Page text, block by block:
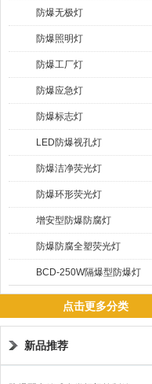
防爆无极灯
防爆照明灯
防爆工厂灯
防爆应急灯
防爆标志灯
LED防爆视孔灯
防爆洁净荧光灯
防爆环形荧光灯
增安型防爆防腐灯
防爆防腐全塑荧光灯
BCD-250W隔爆型防爆灯
点击更多分类
新品推荐